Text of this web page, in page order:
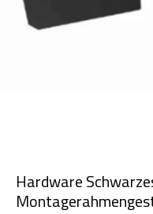
Hardware